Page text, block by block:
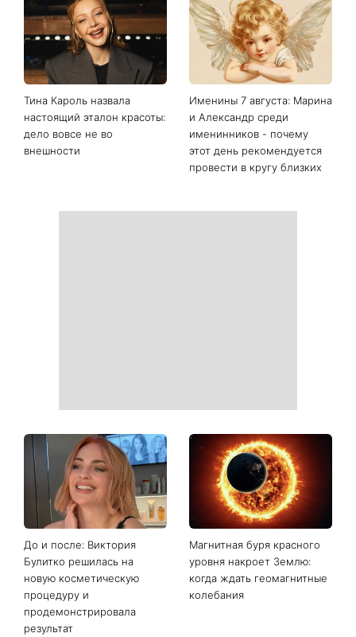
Тина Кароль назвала
настоящий эталон красоты:
дело вовсе не во
внешности
Именины 7 августа: Марина
и Александр среди
именинников - почему
этот день рекомендуется
провести в кругу близких
До и после: Виктория
Булитко решилась на
новую косметическую
процедуру и
продемонстрировала
результат
Магнитная буря красного
уровня накроет Землю:
когда ждать геомагнитные
колебания